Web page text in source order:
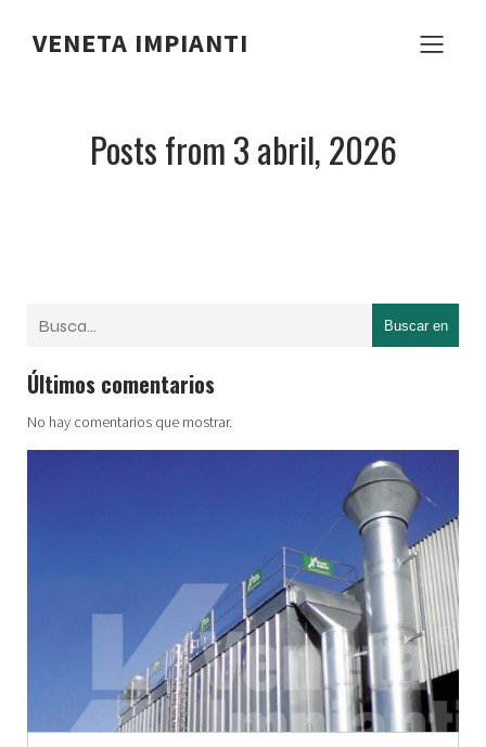
VENETA IMPIANTI
Posts from 3 abril, 2026
Buscar en
Últimos comentarios
No hay comentarios que mostrar.